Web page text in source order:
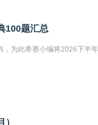
100题汇总
为此希赛小编将2026下半